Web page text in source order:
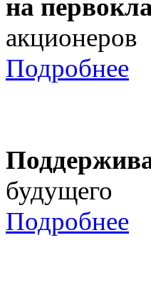
на
акционеров
Подробнее
будущего
Подробнее